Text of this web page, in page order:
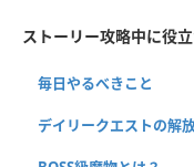
ストーリー攻略中に役
毎日やるべきこと
デイリークエストの解